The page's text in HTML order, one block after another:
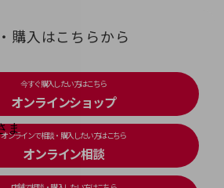
事例をご紹介します
、イベント情報をご紹介します
別ウィンドウで開きます
ま
ォッチ
購入はこちらから
今すぐ購入したい方はこちら
オンラインショップ
オンラインで相談・購入したい方はこちら
オンライン相談